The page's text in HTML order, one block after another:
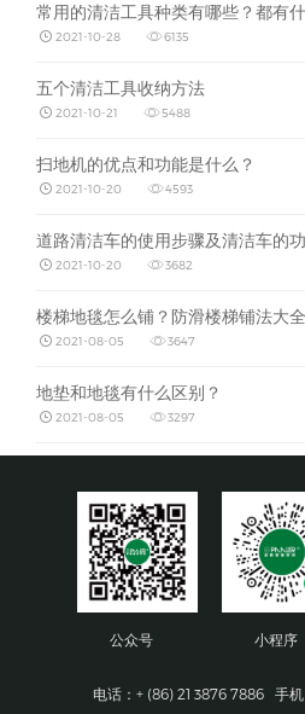
常用的清洁工具种类有哪些？都有
2021-10-28 6135
五个清洁工具收纳方法
2021-10-21 5488
扫地机的优点和功能是什么？
2021-10-20 4593
道路清洁车的使用步骤及清洁车的
2021-10-20 3682
楼梯地毯怎么铺？防滑楼梯铺法大全
2021-08-05 3647
地垫和地毯有什么区别？
2021-08-05 3297
电话：+ (86) 21 3876 7886 手机
公众号 小程序